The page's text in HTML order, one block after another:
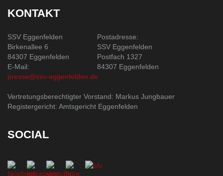
KONTAKT
SSV Eggenfelden
Birkenallee 6
84307 Eggenfelden
E-Mail:
presse@ssv-eggenfelden.de
Postadresse:
SSV Eggenfelden
Postfach 1327
84307 Eggenfelden
Vertretungsberechtigter Vorstand: Markus Jungbauer
Registergericht: Amtsgericht Eggenfelden
SOCIAL